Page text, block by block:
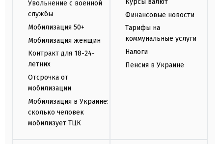
Увольнение с военной
службы
Мобилизация 50+
Мобилизация женщин
Контракт для 18-24-
летних
Отсрочка от
мобилизации
Мобилизация в Украине:
сколько человек
мобилизует ТЦК
Финансовые новости
Тарифы на
коммунальные услуги
Налоги
Пенсия в Украине